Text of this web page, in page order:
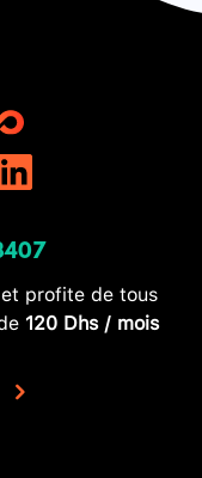
profite de tous
120 Dhs / mois